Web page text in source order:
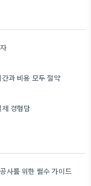
과 비용 모두 절약
경험담
사를 위한 필수 가이드